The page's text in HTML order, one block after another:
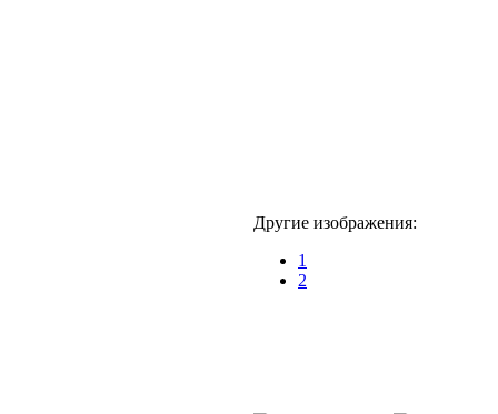
Другие изображения:
1
2